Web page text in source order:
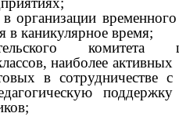
организации временного
в каникулярное время;
наиболее активных
в сотрудничестве с
поддержку